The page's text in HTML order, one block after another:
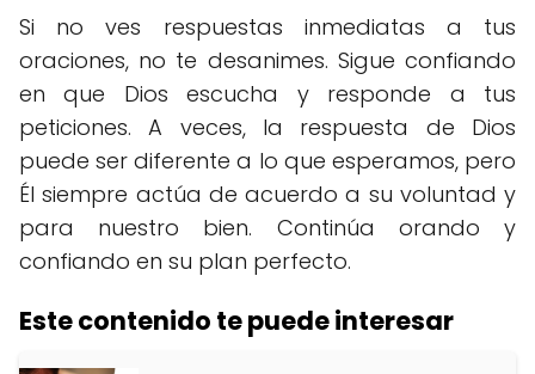
Si no ves respuestas inmediatas a tus
oraciones, no te desanimes. Sigue confiando
en que Dios escucha y responde a tus
peticiones. A veces, la respuesta de Dios
puede ser diferente a lo que esperamos, pero
Él siempre actúa de acuerdo a su voluntad y
para nuestro bien. Continúa orando y
confiando en su plan perfecto.
Este contenido te puede interesar